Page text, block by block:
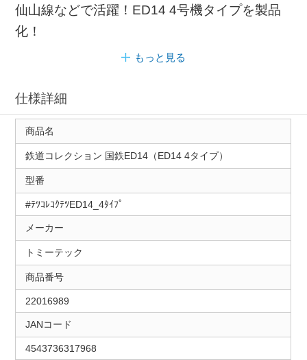
仙山線などで活躍！ED14 4号機タイプを製品
化！
もっと見る
仕様詳細
商品名
鉄道コレクション 国鉄ED14（ED14 4タイプ）
型番
#ﾃﾂｺﾚｺｸﾃﾂED14_4ﾀｲﾌﾟ
メーカー
トミーテック
商品番号
22016989
JANコード
4543736317968